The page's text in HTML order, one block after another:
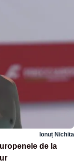
Ionuț Nichita
de la